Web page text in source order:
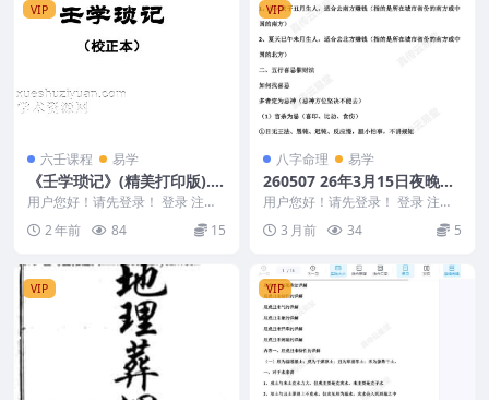
VIP
六壬课程 易学
《壬学琐记》(精美打印版).p
df
用户您好！请先登录！ 登录 注册
《壬学琐记》(精美打印版).pdf 24
012...2 年前 84 15
VIP
八字命理 易学
260507 26年3月15日夜晚全
真直播光明师首次发心分享八
字喜用神催财的绝密十大天
机，帮助大家度过2026财富
自由PDF文档18页Y
用户您好！请先登录！ 登录 注册
26年3月15日夜晚全真直播光明师
首次发心分享...
3 月前 34 5
VIP VIP